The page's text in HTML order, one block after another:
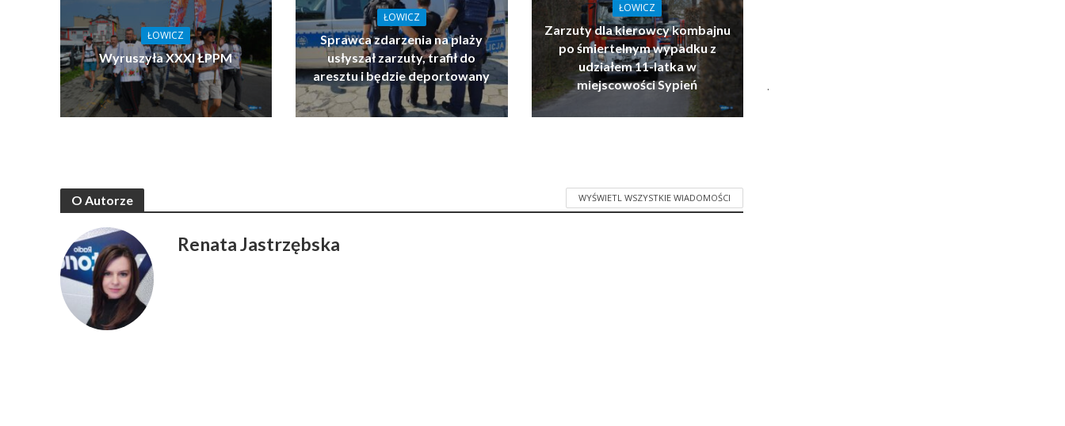
ŁOWICZ
Wyruszyła XXXI ŁPPM
ŁOWICZ
Sprawca zdarzenia na plaży
usłyszał zarzuty, trafił do
aresztu i będzie deportowany
ŁOWICZ
Zarzuty dla kierowcy kombajnu
po śmiertelnym wypadku z
udziałem 11-latka w
miejscowości Sypień
O Autorze WYŚWIETL WSZYSTKIE WIADOMOŚCI
Renata Jastrzębska
.